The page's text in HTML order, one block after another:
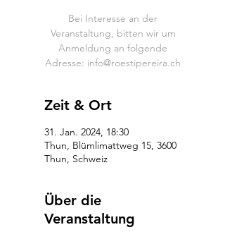
Bei Interesse an der
Veranstaltung, bitten wir um
Anmeldung an folgende
Zeit & Ort
31. Jan. 2024, 18:30
Thun, Blümlimattweg 15, 3600
Thun, Schweiz
Über die
Veranstaltung